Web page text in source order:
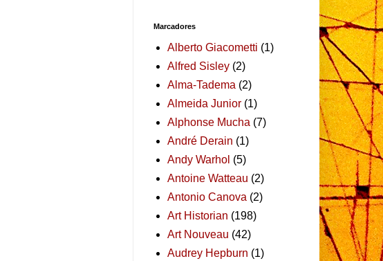
Marcadores
Alberto Giacometti (1)
Alfred Sisley (2)
Alma-Tadema (2)
Almeida Junior (1)
Alphonse Mucha (7)
André Derain (1)
Andy Warhol (5)
Antoine Watteau (2)
Antonio Canova (2)
Art Historian (198)
Art Nouveau (42)
Audrey Hepburn (1)